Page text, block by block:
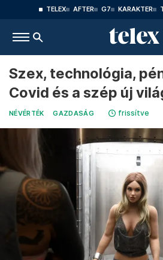
TELEX AFTER G7 KARAKTER
Szex, technológia,
Covid és a szép új
NÉVÉRTÉK GAZDASÁG frissítve